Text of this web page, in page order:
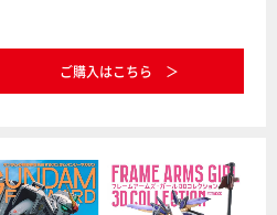
ご購入はこちら